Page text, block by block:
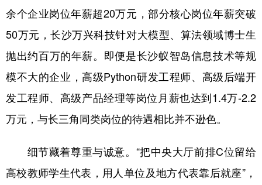
余个企业岗位年薪超20万元，部分核心岗位年薪突破
50万元，长沙万兴科技针对大模型、算法领域博士生
抛出约百万的年薪。即便是长沙蚁智岛信息技术等规
模不大的企业，高级Python研发工程师、高级后端开
发工程师、高级产品经理等岗位月薪也达到1.4万-2.2
万元，与长三角同类岗位的待遇相比并不逊色。
细节藏着尊重与诚意。“把中央大厅前排C位留给
高校教师学生代表，用人单位及地方代表靠后就座”，